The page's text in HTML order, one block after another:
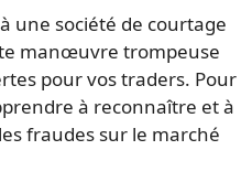
une société de courtage
manœuvre trompeuse
pour vos traders. Pour
à reconnaître et à
fraudes sur le marché